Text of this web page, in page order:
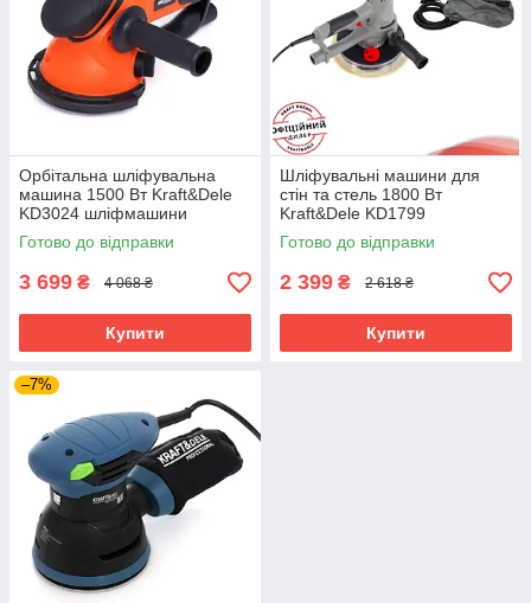
Орбітальна шліфувальна
машина 1500 Вт Kraft&Dele
KD3024 шліфмашини
Готово до відправки
3 699 ₴ 4 068 ₴
Купити
Шліфувальні машини для
стін та стель 1800 Вт
Kraft&Dele KD1799
шліфувальна машина для
штукатурки
Готово до відправки
2 399 ₴ 2 618 ₴
Купити
–7%